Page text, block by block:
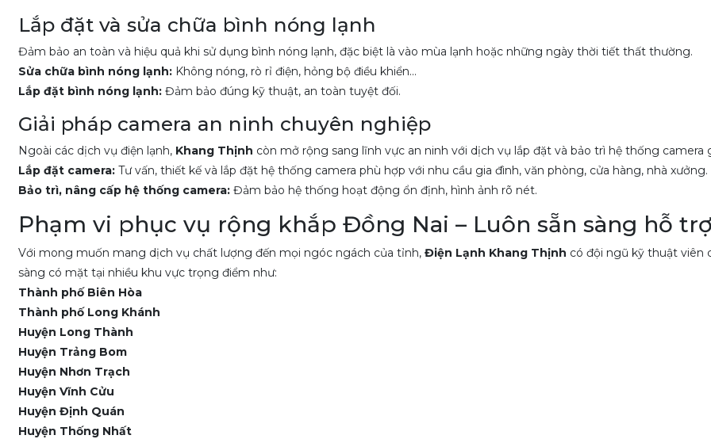
Lắp đặt và sửa chữa bình nóng lạnh
Đảm bảo an toàn và hiệu quả khi sử dụng bình nóng lạnh, đặc biệt là vào mùa lạnh hoặc những ngày thời tiết thất thường.
Sửa chữa bình nóng lạnh:Không nóng, rò rỉ điện, hỏng bộ điều khiển...
Lắp đặt bình nóng lạnh:Đảm bảo đúng kỹ thuật, an toàn tuyệt đối.
Giải pháp camera an ninh chuyên nghiệp
Ngoài các dịch vụ điện lạnh, Khang Thịnh còn mở rộng sang lĩnh vực an ninh với dịch vụ lắp đặt và bảo trì hệ thống camera
Lắp đặt camera:Tư vấn, thiết kế và lắp đặt hệ thống camera phù hợp với nhu cầu gia đình, văn phòng, cửa hàng, nhà xưởng.
Bảo trì, nâng cấp hệ thống camera:Đảm bảo hệ thống hoạt động ổn định, hình ảnh rõ nét.
Phạm vi phục vụ rộng khắp Đồng Nai – Luôn sẵn sàng hỗ
Với mong muốn mang dịch vụ chất lượng đến mọi ngóc ngách của tỉnh, Điện Lạnh Khang Thịnh có đội ngũ kỹ thuật viên
sàng có mặt tại nhiều khu vực trọng điểm như:
Thành phố Biên Hòa
Thành phố Long Khánh
Huyện Long Thành
Huyện Trảng Bom
Huyện Nhơn Trạch
Huyện Vĩnh Cửu
Huyện Định Quán
Huyện Thống Nhất